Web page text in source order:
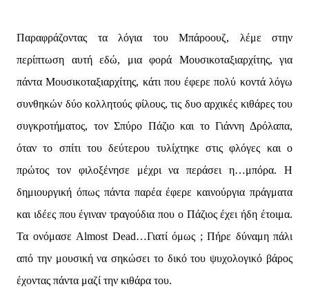
Παραφράζοντας τα λόγια του Μπάροουζ, λέμε στην
περίπτωση αυτή εδώ, μια φορά Μουσικοταξιαρχίτης, για
πάντα Μουσικοταξιαρχίτης, κάτι που έφερε πολύ κοντά λόγω
συνθηκών δύο κολλητούς φίλους, τις δυο αρχικές κιθάρες του
συγκροτήματος, τον Σπύρο Πάζιο και το Γιάννη Δρόλαπα,
όταν το σπίτι του δεύτερου τυλίχτηκε στις φλόγες και ο
πρώτος τον φιλοξένησε μέχρι να περάσει η…μπόρα. Η
δημιουργική όπως πάντα παρέα έφερε καινούργια πράγματα
και ιδέες που έγιναν τραγούδια που ο Πάζιος έχει ήδη έτοιμα.
Τα ονόμασε Almost Dead…Γιατί όμως ; Πήρε δύναμη πάλι
από την μουσική να σηκώσει το δικό του ψυχολογικό βάρος
έχοντας πάντα μαζί την κιθάρα του.